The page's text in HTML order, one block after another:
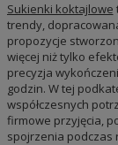
Sukienki koktajlowe
trendy,
propozycje
więcej niż tylko
precyzja
godzin. W tej
współczesnych
firmowe przyjęcia,
spojrzenia podczas